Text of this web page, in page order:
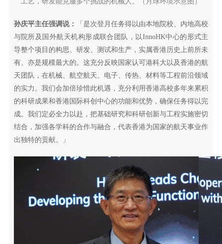
孙庆平主任强调说：
「是次登月任务得以由本地院校、内地高校
与院所及国外航天机构形成联合团队，以InnoHK中心的形式主
导整个项目的构思、研发、测试和生产，实属香港历史上前所未
有、亦是规模最大的。这充分反映国家认可港科大以及香港的航
天团队，在机械、航空航天、电子、传热、材料等工程前沿领域
的实力。我们会加倍珍惜此机遇，充分利用香港高校多年来累积
的科研成果和香港国际科创中心的功能和优势，确保任务得以完
成。我们定必全力以赴，把基础研究和科研创新与工程实施密切
结合，加强各学科的合作与融合，代表香港为国家的航天事业作
出独特的贡献。」